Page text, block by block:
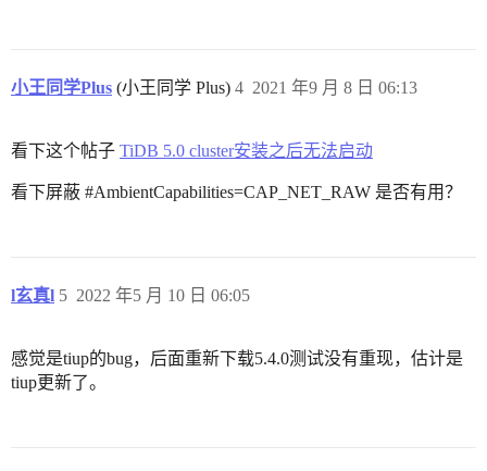
小王同学Plus (小王同学 Plus) 2021 年9 月 8 日 06:13
4
看下这个帖子 TiDB 5.0 cluster安装之后无法启动
看下屏蔽 #AmbientCapabilities=CAP_NET_RAW 是否有用？
l玄真l 2022 年5 月 10 日 06:05
5
感觉是tiup的bug，后面重新下载5.4.0测试没有重现，估计是
tiup更新了。